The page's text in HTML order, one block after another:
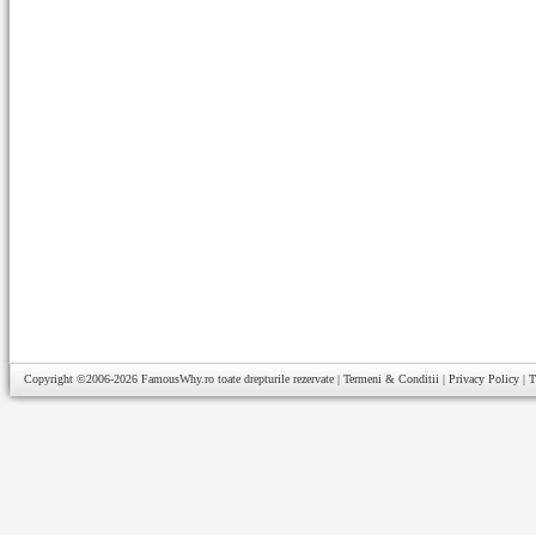
Copyright ©2006-2026 FamousWhy.ro toate drepturile rezervate | Termeni & Conditii | Privacy Policy |